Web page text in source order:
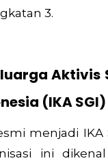
3.
Aktivis
(IKA SGI)
menjadi IKA
ini